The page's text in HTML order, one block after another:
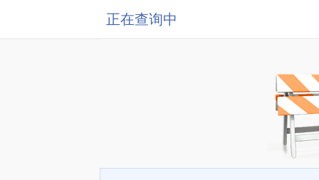
正在查询中